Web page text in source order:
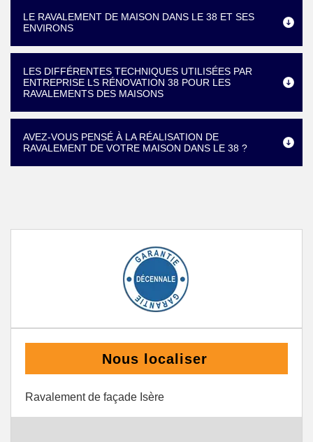
LE RAVALEMENT DE MAISON DANS LE 38 ET SES
ENVIRONS
LES DIFFÉRENTES TECHNIQUES UTILISÉES PAR
ENTREPRISE LS RÉNOVATION 38 POUR LES
RAVALEMENTS DES MAISONS
AVEZ-VOUS PENSÉ À LA RÉALISATION DE
RAVALEMENT DE VOTRE MAISON DANS LE 38 ?
Nous localiser
Ravalement de façade Isère